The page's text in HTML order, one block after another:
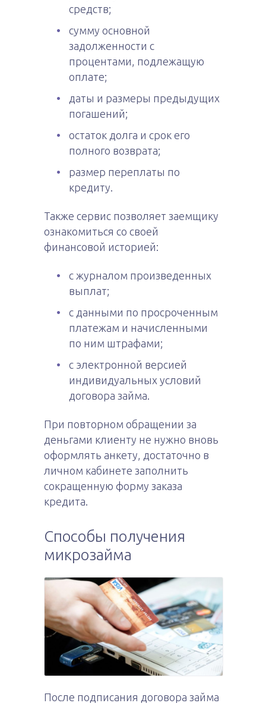
средств;
сумму основной
задолженности с
процентами, подлежащую
оплате;
даты и размеры предыдущих
погашений;
остаток долга и срок его
полного возврата;
размер переплаты по
кредиту.
Также сервис позволяет заемщику
ознакомиться со своей
финансовой историей:
с журналом произведенных
выплат;
с данными по просроченным
платежам и начисленными
по ним штрафами;
с электронной версией
индивидуальных условий
договора займа.
При повторном обращении за
деньгами клиенту не нужно вновь
оформлять анкету, достаточно в
личном кабинете заполнить
сокращенную форму заказа
кредита.
Способы получения
микрозайма
После подписания договора займа